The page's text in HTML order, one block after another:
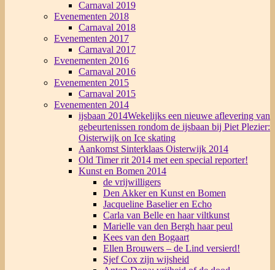
Carnaval 2019
Evenementen 2018
Carnaval 2018
Evenementen 2017
Carnaval 2017
Evenementen 2016
Carnaval 2016
Evenementen 2015
Carnaval 2015
Evenementen 2014
ijsbaan 2014Wekelijks een nieuwe aflevering van
gebeurtenissen rondom de ijsbaan bij Piet Plezier:
Oisterwijk on Ice skating
Aankomst Sinterklaas Oisterwijk 2014
Old Timer rit 2014 met een special reporter!
Kunst en Bomen 2014
de vrijwilligers
Den Akker en Kunst en Bomen
Jacqueline Baselier en Echo
Carla van Belle en haar viltkunst
Marielle van den Bergh haar peul
Kees van den Bogaart
Ellen Brouwers – de Lind versierd!
Sjef Cox zijn wijsheid